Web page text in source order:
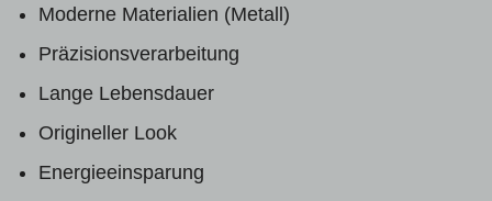
Moderne Materialien (Metall)
Präzisionsverarbeitung
Lange Lebensdauer
Origineller Look
Energieeinsparung